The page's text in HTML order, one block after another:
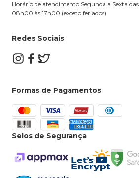
Horário de atendimento Segunda a Sexta das
08h00 às 17h00 (exceto feriados)
Redes Sociais
Formas de Pagamentos
Selos de Segurança